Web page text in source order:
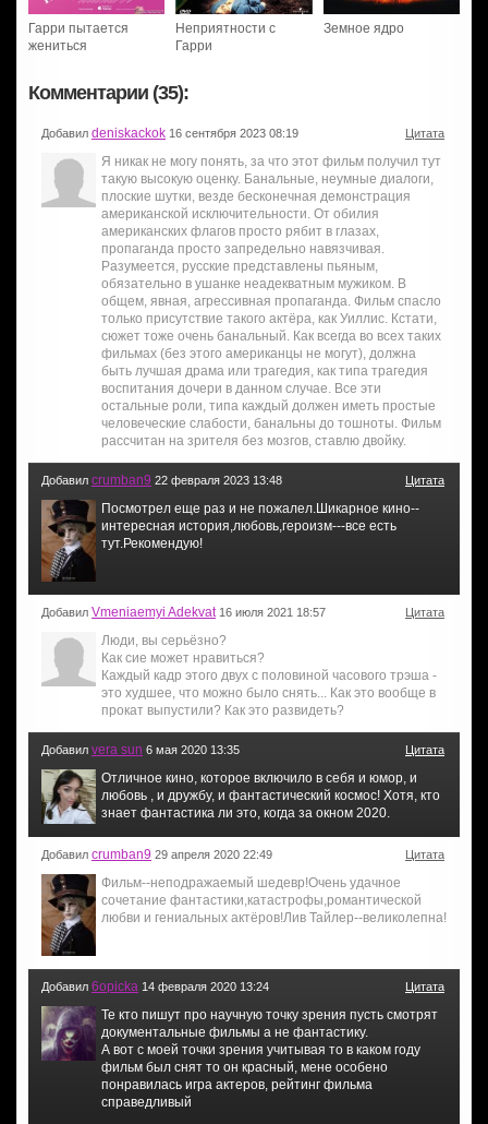
Гарри пытается
жениться
Неприятности с
Гарри
Земное ядро
Комментарии (35):
Добавил deniskackok 16 сентября 2023 08:19 Цитата
Я никак не могу понять, за что этот фильм получил тут
такую высокую оценку. Банальные, неумные диалоги,
плоские шутки, везде бесконечная демонстрация
американской исключительности. От обилия
американских флагов просто рябит в глазах,
пропаганда просто запредельно навязчивая.
Разумеется, русские представлены пьяным,
обязательно в ушанке неадекватным мужиком. В
общем, явная, агрессивная пропаганда. Фильм спасло
только присутствие такого актёра, как Уиллис. Кстати,
сюжет тоже очень банальный. Как всегда во всех таких
фильмах (без этого американцы не могут), должна
быть лучшая драма или трагедия, как типа трагедия
воспитания дочери в данном случае. Все эти
остальные роли, типа каждый должен иметь простые
человеческие слабости, банальны до тошноты. Фильм
рассчитан на зрителя без мозгов, ставлю двойку.
Добавил crumban9 22 февраля 2023 13:48 Цитата
Посмотрел еще раз и не пожалел.Шикарное кино--
интересная история,любовь,героизм---все есть
тут.Рекомендую!
Добавил Vmeniaemyi Adekvat 16 июля 2021 18:57 Цитата
Люди, вы серьёзно?
Как сие может нравиться?
Каждый кадр этого двух с половиной часового трэша -
это худшее, что можно было снять... Как это вообще в
прокат выпустили? Как это развидеть?
Добавил vera sun 6 мая 2020 13:35 Цитата
Отличное кино, которое включило в себя и юмор, и
любовь , и дружбу, и фантастический космос! Хотя, кто
знает фантастика ли это, когда за окном 2020.
Добавил crumban9 29 апреля 2020 22:49 Цитата
Фильм--неподражаемый шедевр!Очень удачное
сочетание фантастики,катастрофы,романтической
любви и гениальных актёров!Лив Тайлер--великолепна!
Добавил 6opicka 14 февраля 2020 13:24 Цитата
Те кто пишут про научную точку зрения пусть смотрят
документальные фильмы а не фантастику.
А вот с моей точки зрения учитывая то в каком году
фильм был снят то он красный, мене особено
понравилась игра актеров, рейтинг фильма
справедливый